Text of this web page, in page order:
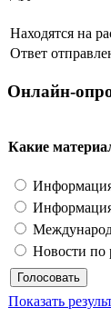
Находятся на
Ответ
Онлайн-
Какие
Новости по
Показать